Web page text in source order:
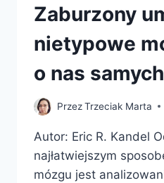
Zaburzony
nietypowe
o nas samych
PrzezTrzeciak Marta
Autor: Eric R. Kandel
najłatwiejszym
mózgu jest